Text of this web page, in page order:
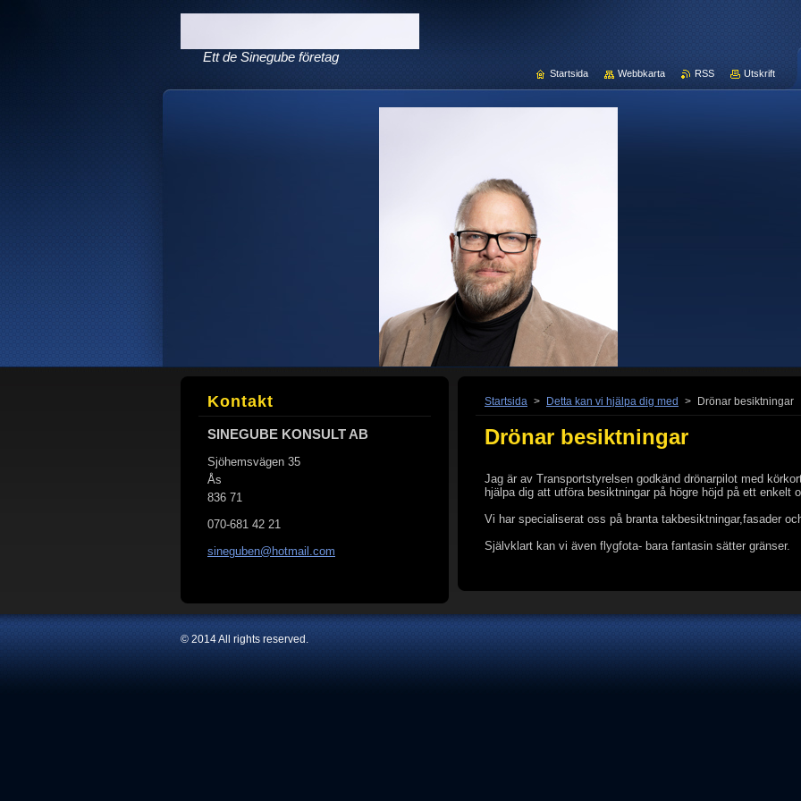
Ett de Sinegube företag
Startsida > Detta kan vi hjälpa dig med > Drönar besiktningar
Drönar besiktningar
Jag är av Transportstyrelsen godkänd drönarpilot med
hjälpa dig att utföra besiktningar på högre höjd på ett enkelt
Vi har specialiserat oss på branta takbesiktningar,fasader
Självklart kan vi även flygfota- bara fantasin sätter gränser.
Kontakt
SINEGUBE KONSULT AB
Sjöhemsvägen 35
Ås
836 71
070-681 42 21
sineguben@hotmai l.com
Startsida Webbkarta RSS Utskrift
© 2014 All rights reserved.